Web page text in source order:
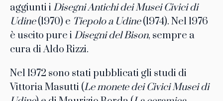
aggiunti i Disegni Antichi dei Musei Civici di
Udine(1970) e Tiepolo a Udine(1974). Nel 1976
è uscito pure i Disegni del Bison, sempre a
cura di Aldo Rizzi.
Nel 1972 sono stati pubblicati gli studi di
Vittoria Masutti (Le monete dei Civici Musei di